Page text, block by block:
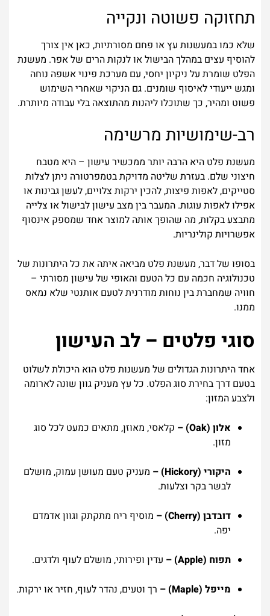
תחזוקה פשוטה ונקייה
שלא כמו במעשנות עץ או פחם מסורתיות, כאן אין צורך
להוסיף עצים במהלך הבישול או לנקות הרים של אפר. מעשנת
הפלט שומרת על ניקיון יחסי, עם מערכת פינוי אשפה נוחה
ומגש ייעודי לאיסוף שומנים. גם הניקוי שאחרי השימוש
פשוט ומהיר, כך שתוכלו ליהנות מהתוצאה בלי עבודה מיותרת.
רב-שימושיות מרשימה
מעשנת פלט היא הרבה יותר ממכשיר עישון – היא מטבח
חיצוני שלם. בעזרת שליטה מדויקת בטמפרטורה ניתן לצלות
סטייקים, לאפות פיצות, להכין ירקות צלויים, לעשן גבינות או
אפילו לאפות עוגות. המעבר בין מצב עישון לבישול או צלייה
מתבצע בקלות, מה שהופך אותה למוצר אחד שמספק אינסוף
אפשרויות קולינריות.
בסופו של דבר, מעשנת פלט מביאה איתה את כל היתרונות של
טכנולוגיה חכמה עם כל הטעם והאופי של עישון מסורתי –
חוויה שמחברת בין נוחות מודרנית לטעם אותנטי שלא נמאס
ממנו.
סוגי פלטים – לב העישון
אחד היתרונות הגדולים של מעשנות פלט הוא היכולת לשלוט
בטעם דרך בחירת סוג הפלט. כל עץ מעניק גוון שונה לארומה
ולצבע המזון:
אלון (Oak) –
קלאסי, מאוזן, מתאים כמעט לכל סוג
מזון.
היקורי (Hickory) –
מעניק טעם מעושן עמוק, מושלם
לבשר בקר וצלעות.
דובדבן (Cherry) –
מוסיף ריח מתקתק וגוון אדמדם
יפה.
תפוח (Apple) – עדין ופירותי, מושלם לעוף ולדגים.
מייפל (Maple) – רך וטעים, נהדר לעוף, חזיר או ירקות.